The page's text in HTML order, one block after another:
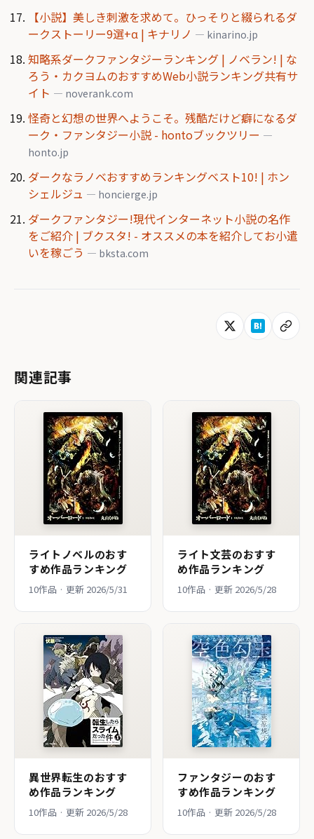
【小説】美しき刺激を求めて。ひっそりと綴られるダ
ークストーリー9選+α | キナリノ — kinarino.jp
知略系ダークファンタジーランキング | ノベラン! | な
ろう・カクヨムのおすすめWeb小説ランキング共有サ
イト — noverank.com
怪奇と幻想の世界へようこそ。残酷だけど癖になるダ
ーク・ファンタジー小説 - hontoブックツリー —
honto.jp
ダークなラノベおすすめランキングベスト10! | ホン
シェルジュ — honcierge.jp
ダークファンタジー!現代インターネット小説の名作
をご紹介 | ブクスタ! - オススメの本を紹介してお小遣
いを稼ごう — bksta.com
関連記事
ライトノベルのおす
すめ作品ランキング
10作品 · 更新 2026/5/31
ライト文芸のおすす
め作品ランキング
10作品 · 更新 2026/5/28
異世界転生のおすす
め作品ランキング
10作品 · 更新 2026/5/28
ファンタジーのおす
すめ作品ランキング
10作品 · 更新 2026/5/28